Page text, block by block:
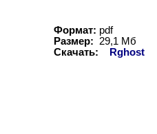
Формат: pdf
Размер:
29,1 Мб
Скачать:
Rghost